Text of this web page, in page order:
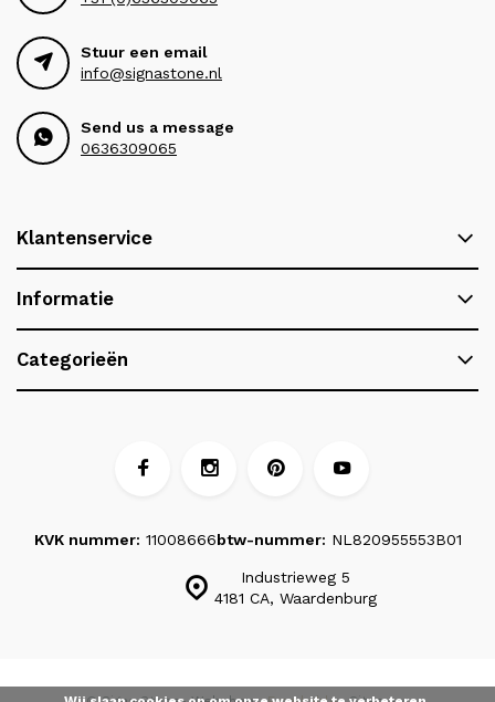
Stuur een email
info@signastone.nl
Send us a message
0636309065
Klantenservice
Informatie
Categorieën
Industrieweg 5
4181 CA, Waardenburg
KVK nummer: 11008666btw-nummer: NL820955553B01